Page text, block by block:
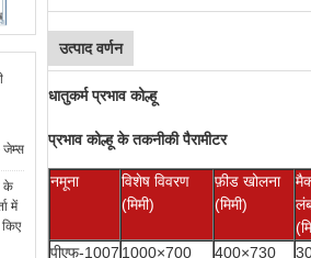
के
में
उत्पाद वर्णन
धातुकर्म प्रभाव कोल्हू
प्रभाव कोल्हू के तकनीकी पैरामीटर
नमूना
विशेष विवरण
(मिमी)
फ़ीड खोलना
(मिमी)
पीएफ-1007 1000×700 400×730